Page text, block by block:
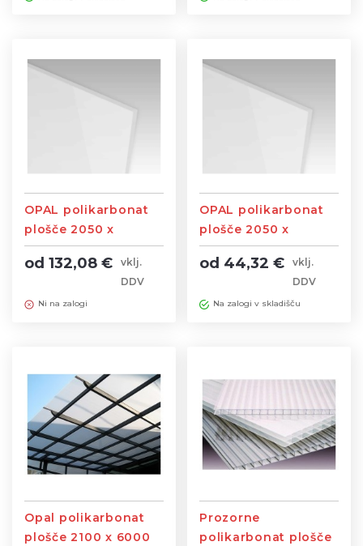
OPAL polikarbonat
plošče 2050 x
3050mm brez UV
zaščite
od 132,08 €
vklj.
DDV
Ni na zalogi
OPAL polikarbonat
plošče 2050 x
3050mm z UV
zaščito
od 44,32 €
vklj.
DDV
Na zalogi v skladišču
Opal polikarbonat
plošče 2100 x 6000
Prozorne
polikarbonat plošče